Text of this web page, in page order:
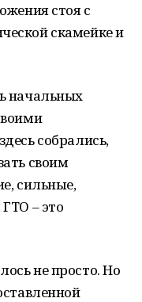
стоя с
скамейке и
начальных
собрались,
своим
сильные,
– это
не просто. Но